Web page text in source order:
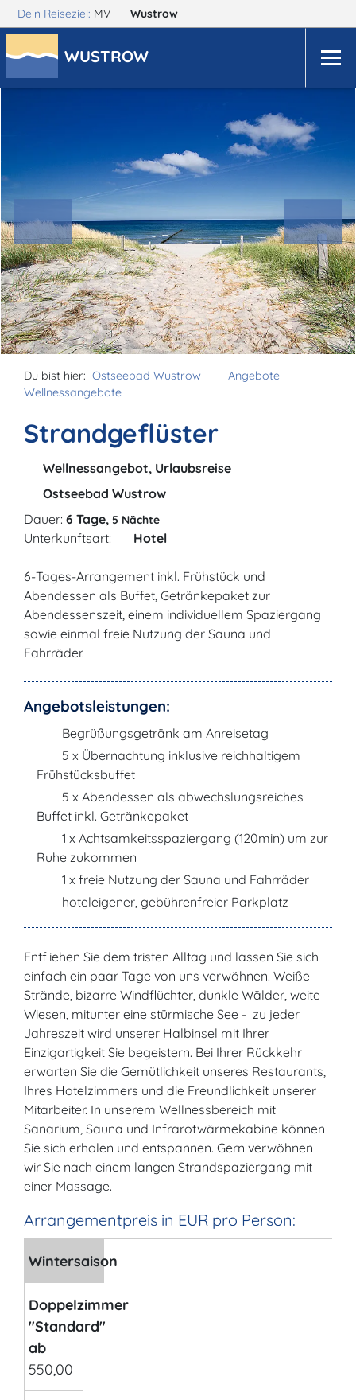
Dein Reiseziel: MV Wustrow
WUSTROW
Du bist hier: Ostseebad Wustrow
Angebote
Wellnessangebote
Strandgeflüster
Wellnessangebot, Urlaubsreise
Ostseebad Wustrow
Dauer: 6 Tage, 5 Nächte
Unterkunftsart: Hotel
6-Tages-Arrangement inkl. Frühstück und
Abendessen als Buffet, Getränkepaket zur
Abendessenszeit, einem individuellem Spaziergang
sowie einmal freie Nutzung der Sauna und
Fahrräder.
Angebotsleistungen:
Begrüßungsgetränk am Anreisetag
5 x Übernachtung inklusive reichhaltigem
Frühstücksbuffet
5 x Abendessen als abwechslungsreiches
Buffet inkl. Getränkepaket
1 x Achtsamkeitsspaziergang (120min) um zur
Ruhe zukommen
1 x freie Nutzung der Sauna und Fahrräder
hoteleigener, gebührenfreier Parkplatz
Entfliehen Sie dem tristen Alltag und lassen Sie sich
einfach ein paar Tage von uns verwöhnen. Weiße
Strände, bizarre Windflüchter, dunkle Wälder, weite
Wiesen, mitunter eine stürmische See - zu jeder
Jahreszeit wird unserer Halbinsel mit Ihrer
Einzigartigkeit Sie begeistern. Bei Ihrer Rückkehr
erwarten Sie die Gemütlichkeit unseres Restaurants,
Ihres Hotelzimmers und die Freundlichkeit unserer
Mitarbeiter. In unserem Wellnessbereich mit
Sanarium, Sauna und Infrarotwärmekabine können
Sie sich erholen und entspannen. Gern verwöhnen
wir Sie nach einem langen Strandspaziergang mit
einer Massage.
Arrangementpreis in EUR pro Person:
Wintersaison
Doppelzimmer
"Standard"
ab
550,00